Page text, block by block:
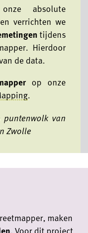
absolute
verrichten we
tijdens
Hierdoor
de data.
op onze
.
van
Zwolle
maken
. Voor dit project